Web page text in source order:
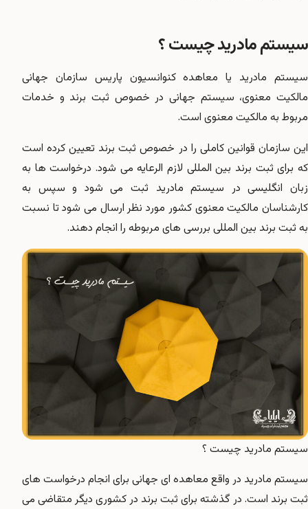
سیستم مادرید چیست ؟
سیستم مادرید یا معاهده کنوانسیون پاریس سازمان جهانی
مالکیت معنوی، سیستم جهانی در خصوص ثبت برند و خدمات
مربوط به مالکیت معنوی است.
این سازمان قوانین کاملی را در خصوص ثبت برند تعیین کرده است
که برای ثبت برند بین المللی لازم الرعایه می شود. درخواست ها به
زبان انگلیسی در سیستم مادرید ثبت می شود و سپس به
کارشناسان مالکیت معنوی کشور مورد نظر ارسال می شود تا نسبت
به ثبت برند بین المللی بررسی های مربوطه را انجام دهند.
سیستم مادرید چیست ؟
سیستم مادرید در واقع معاهده ای جهانی برای انجام درخواست های
ثبت برند است. در گذشته برای ثبت برند در کشوری دیگر متقاضی می